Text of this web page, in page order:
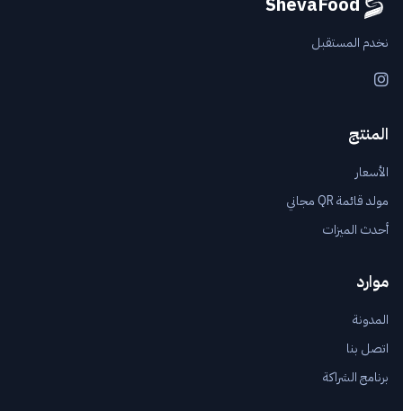
نخدم المستقبل
Instagram
المنتج
الأسعار
مولد قائمة QR مجاني
أحدث الميزات
موارد
المدونة
اتصل بنا
برنامج الشراكة